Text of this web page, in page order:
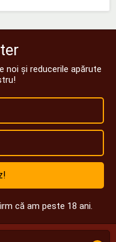
noi și reducerile apărute
că am peste 18 ani.